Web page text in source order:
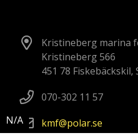
Kristineberg marina
Kristineberg 566
451 78 Fiskebäckskil,
070-302 11 57
kmf
polarse